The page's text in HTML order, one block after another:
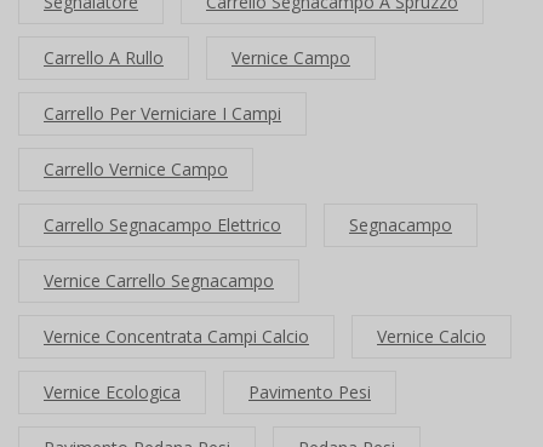
Carrello A Rullo Vernice Campo
Carrello Per Verniciare I Campi
Carrello Vernice Campo
Carrello Segnacampo Elettrico Segnacampo
Vernice Carrello Segnacampo
Vernice Concentrata Campi Calcio Vernice Calcio
Vernice Ecologica Pavimento Pesi